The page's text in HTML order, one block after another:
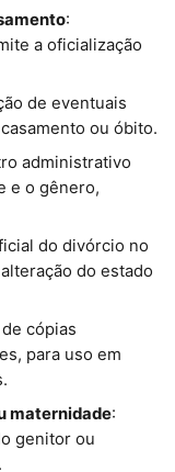
:
a oficialização
de eventuais
ou óbito.
administrativo
e o gênero,
do divórcio no
do estado
cópias
para uso em
maternidade:
genitor ou